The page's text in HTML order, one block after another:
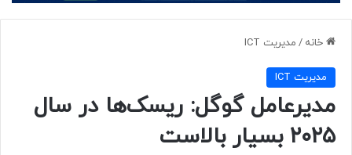
خانه / مديريت ICT
مديريت ICT
مدیرعامل گوگل: ریسک‌ها در سال
۲۰۲۵ بسیار بالاست